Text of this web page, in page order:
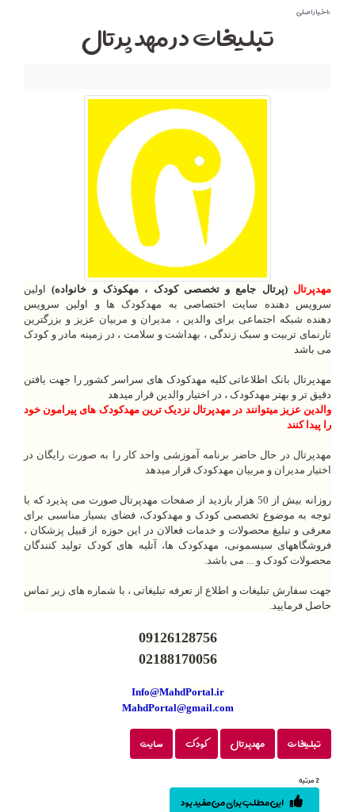
>اخبار اصلی
تبلیغات در مهد پرتال
مهدپرتال (پرتال جامع و تخصصی کودک ، مهکوذک و خانواده)اولین
سرویس دهنده سایت اختصاصی به مهدکودک ها و اولین سرویس
دهنده شبکه اجتماعی برای والدین ، مدیران و مربیان عزیز و بزرگترین
تارنمای تربیت و سبک زندگی ، بهداشت و سلامت ، در زمینه مادر و کودک
می باشد
مهدپرتال بانک اطلاعاتی کلیه مهدکودک های سراسر کشور را جهت یافتن
دقیق تر و بهتر مهدکودک ، در اختیار والدین قرار میدهد
والدین عزیز میتوانند در مهدپرتال نزدیک ترین مهدکودک های پیرامون خود
را پیدا کنند
مهدپرتال در حال حاضر برنامه آموزشی واحد کار را به صورت رایگان در
اختیار مدیران و مربیان مهدکودک قرار میدهد
روزانه بیش از 50 هزار بازدید از صفحات مهدپرتال صورت می پذیرد که با
توجه به موضوع تخصصی کودک و مهدکودک، فضای بسیار مناسبی برای
معرفی و تبلیغ محصولات و خدمات فعالان در این حوزه از قبیل پزشکان ،
فروشگاههای سیسمونی، مهدکودک ها، آتلیه های کودک تولید کنندگان
محصولات کودک و ... می باشد.
جهت سفارش تبلیغات و اطلاع از تعرفه تبلیغاتی ، با شماره های زیر تماس
حاصل فرمایید.
09126128756
02188170056
Info@MahdPortal.ir
MahdPortal@gmail.com
تبلیغات مهدپرتال کودک سایت
2 مرتبه
این مطلب برای من مفید بود